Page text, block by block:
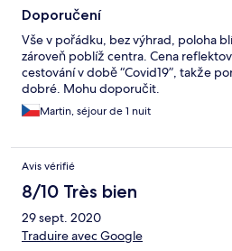
Doporučení
Vše v pořádku, bez výhrad, poloha
zároveň poblíž centra. Cena
cestování v době “Covid19”, takže
dobré. Mohu doporučit.
Martin, séjour de 1 nuit
Avis vérifié
8/10 Très bien
29 sept. 2020
Traduire avec Google